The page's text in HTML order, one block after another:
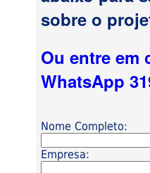
sobre o
Ou entre em
WhatsApp
Nome Completo:
Empresa: